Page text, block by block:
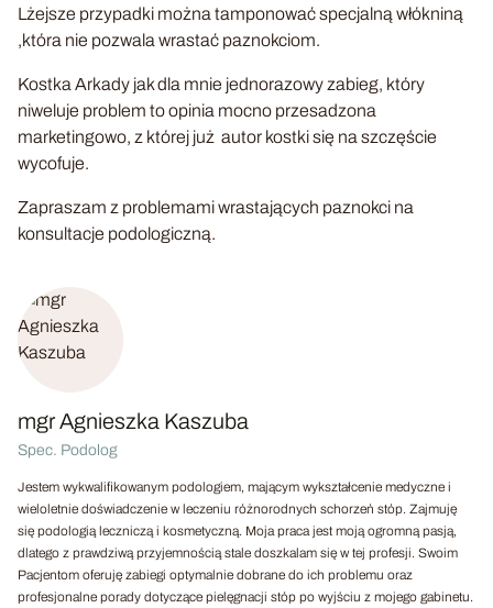
Lżejsze przypadki można tamponować specjalną włókniną
,która nie pozwala wrastać paznokciom.
Kostka Arkady jak dla mnie jednorazowy zabieg, który
niweluje problem to opinia mocno przesadzona
marketingowo, z której już autor kostki się na szczęście
wycofuje.
Zapraszam z problemami wrastających paznokci na
konsultacje podologiczną.
mgr Agnieszka Kaszuba
Spec. Podolog
Jestem wykwalifikowanym podologiem, mającym wykształcenie medyczne i
wieloletnie doświadczenie w leczeniu różnorodnych schorzeń stóp. Zajmuję
się podologią leczniczą i kosmetyczną. Moja praca jest moją ogromną pasją,
dlatego z prawdziwą przyjemnością stale doszkalam się w tej profesji. Swoim
Pacjentom oferuję zabiegi optymalnie dobrane do ich problemu oraz
profesjonalne porady dotyczące pielęgnacji stóp po wyjściu z mojego gabinetu.